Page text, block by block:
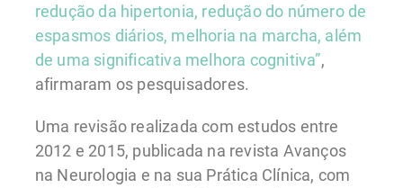
redução da hipertonia, redução do número de
espasmos diários, melhoria na marcha, além
de uma significativa melhora cognitiva”,
afirmaram os pesquisadores.
Uma revisão realizada com estudos entre
2012 e 2015, publicada na revista Avanços
na Neurologia e na sua Prática Clínica, com